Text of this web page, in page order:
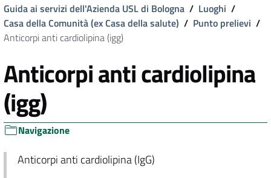
Guida ai servizi dell'Azienda USL di Bologna / Luoghi /
Casa della Comunità (ex Casa della salute) / Punto prelievi /
Anticorpi anti cardiolipina (igg)
Anticorpi anti cardiolipina
(igg)
Navigazione
Anticorpi anti cardiolipina (IgG)